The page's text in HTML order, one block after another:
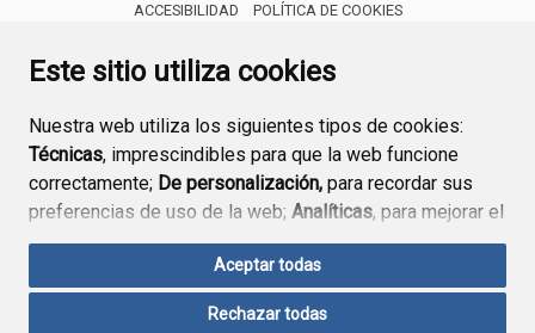
Este sitio utiliza cookies
Nuestra web utiliza los siguientes tipos de cookies:
Técnicas, imprescindibles para que la web funcione
correctamente; De personalización, para recordar sus
preferencias de uso de la web; Analíticas, para mejorar el
funcionamiento de la web y sus servicios.
Si acepta pulsando el botón“Aceptar todas”
consideramos que acepta su uso. Si pulsa el botón
Aceptar todas
Rechazar todas
ACCESIBILIDAD
POLÍTICA DE COOKIES